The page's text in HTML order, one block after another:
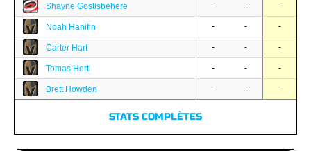
Shayne Gostisbehere - - -
Noah Hanifin - - -
Carter Hart - - -
Tomas Hertl - - -
Brett Howden - - -
STATS COMPLÈTES